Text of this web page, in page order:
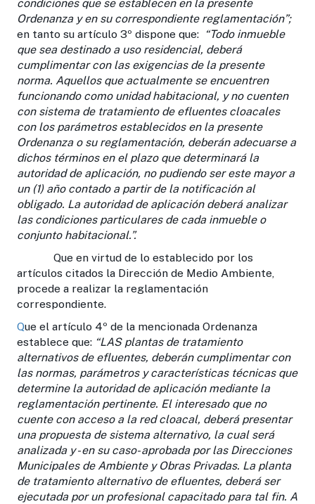
condiciones que se establecen en la presente
Ordenanza y en su correspondiente reglamentación”;
en tanto su artículo 3º dispone que: “Todo inmueble
que sea destinado a uso residencial, deberá
cumplimentar con las exigencias de la presente
norma. Aquellos que actualmente se encuentren
funcionando como unidad habitacional, y no cuenten
con sistema de tratamiento de efluentes cloacales
con los parámetros establecidos en la presente
Ordenanza o su reglamentación, deberán adecuarse a
dichos términos en el plazo que determinará la
autoridad de aplicación, no pudiendo ser este mayor a
un (1) año contado a partir de la notificación al
obligado. La autoridad de aplicación deberá analizar
las condiciones particulares de cada inmueble o
conjunto habitacional.”.
Que en virtud de lo establecido por los
artículos citados la Dirección de Medio Ambiente,
procede a realizar la reglamentación
correspondiente.
Que el artículo 4º de la mencionada Ordenanza
establece que: “LAS plantas de tratamiento
alternativos de efluentes, deberán cumplimentar con
las normas, parámetros y características técnicas que
determine la autoridad de aplicación mediante la
reglamentación pertinente. El interesado que no
cuente con acceso a la red cloacal, deberá presentar
una propuesta de sistema alternativo, la cual será
analizada y - en su caso- aprobada por las Direcciones
Municipales de Ambiente y Obras Privadas. La planta
de tratamiento alternativo de efluentes, deberá ser
ejecutada por un profesional capacitado para tal fin. A